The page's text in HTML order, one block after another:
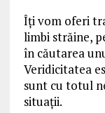
Îți vom oferi
limbi străine,
în căutarea
Veridicitatea
sunt cu totul
situații.